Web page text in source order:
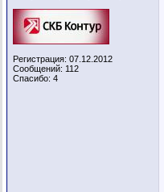
Регистрация: 07.12.2012
Сообщений: 112
Спасибо: 4